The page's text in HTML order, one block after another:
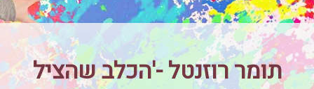
תומר רוזנטל -'הכלב שהציל